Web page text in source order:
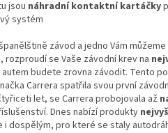
jsou náhradní kontaktní kartáčky
systém
závod a jedno Vám
rozproudí se Vaše závodní krev na
autem budete zrovna závodit. Tento
Carrera spatřila svou první
let, se Carrera probojovala až
Dnes nabízí produkty
i dospělým, pro které se staly